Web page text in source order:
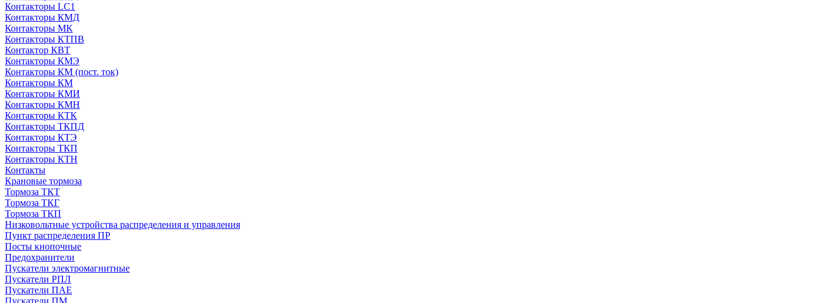
Контакторы LC1
Контакторы КМД
Контакторы МК
Контакторы КТПВ
Контактор КВТ
Контакторы КМЭ
Контакторы КМ (пост. ток)
Контакторы КМ
Контакторы КМИ
Контакторы КМН
Контакторы КТК
Контакторы ТКПД
Контакторы КТЭ
Контакторы ТКП
Контакторы КТН
Контакты
Крановые тормоза
Тормоза ТКТ
Тормоза ТКГ
Тормоза ТКП
Низковольтные устройства распределения и управления
Пункт распределения ПР
Посты кнопочные
Предохранители
Пускатели электромагнитные
Пускатели РПЛ
Пускатели ПАЕ